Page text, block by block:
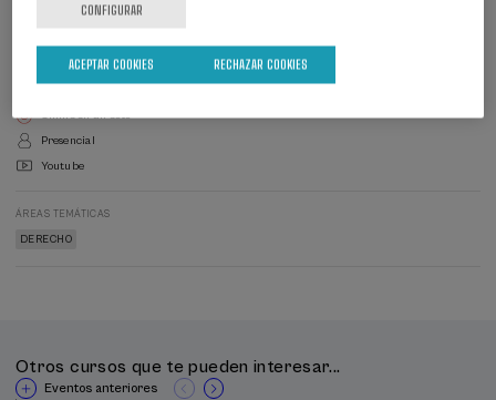
Online en directo
Presencial
Youtube
ÁREAS TEMÁTICAS
DERECHO
Otros cursos que te pueden interesar...
Eventos anteriores
CONFIGURAR
RECHAZAR COOKIES
ACEPTAR COOKIES